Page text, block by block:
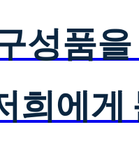
성품
희에게